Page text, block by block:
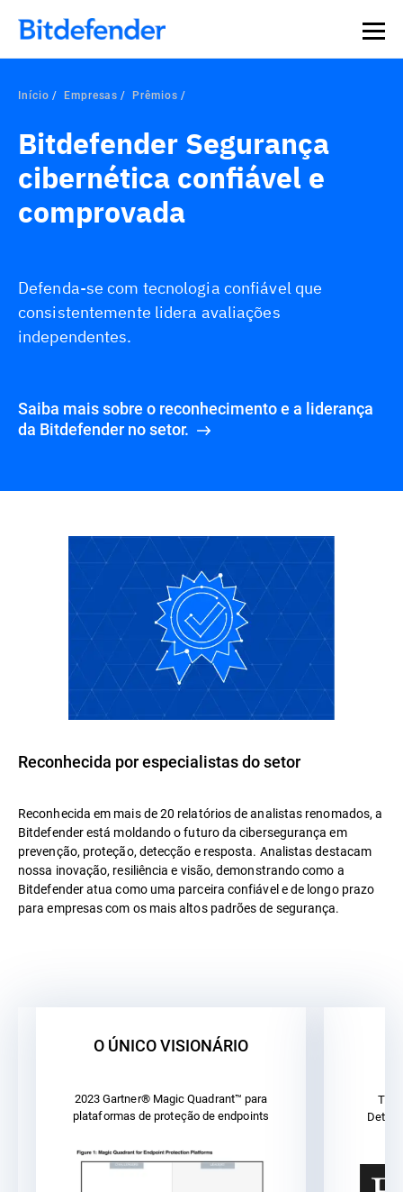
Início Empresas Prêmios
Bitdefender Segurança
cibernética confiável e
comprovada
Defenda-se com tecnologia confiável que
consistentemente lidera avaliações
independentes.
Saiba mais sobre o reconhecimento e a liderança
da Bitdefender no setor.
Reconhecida por especialistas do setor
Reconhecida em mais de 20 relatórios de analistas renomados, a
Bitdefender está moldando o futuro da cibersegurança em
prevenção, proteção, detecção e resposta. Analistas destacam
nossa inovação, resiliência e visão, demonstrando como a
Bitdefender atua como uma parceira confiável e de longo prazo
para empresas com os mais altos padrões de segurança.
O ÚNICO VISIONÁRIO
2023 Gartner® Magic Quadrant™ para
plataformas de proteção de endpoints
The